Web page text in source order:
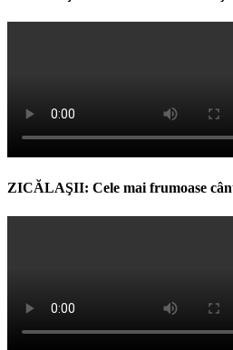
ZICĂLAŞII: Cele mai frumoase